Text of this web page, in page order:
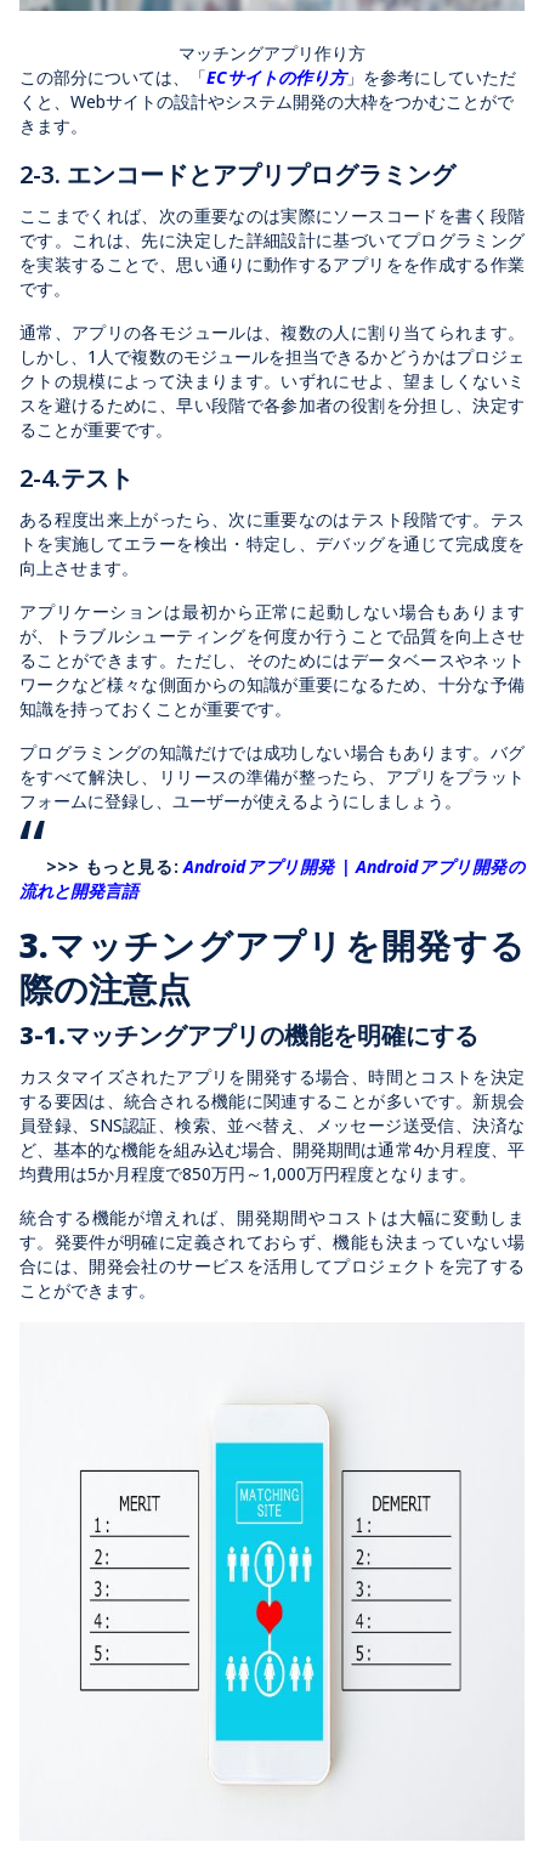
マッチングアプリ作り方
この部分については、「ECサイトの作り方」を参考にしていただ
くと、Webサイトの設計やシステム開発の大枠をつかむことがで
きます。
2-3. エンコードとアプリプログラミング
ここまでくれば、次の重要なのは実際にソースコードを書く段階
です。これは、先に決定した詳細設計に基づいてプログラミング
を実装することで、思い通りに動作するアプリをを作成する作業
です。
通常、アプリの各モジュールは、複数の人に割り当てられます。
しかし、1人で複数のモジュールを担当できるかどうかはプロジェ
クトの規模によって決まります。いずれにせよ、望ましくないミ
スを避けるために、早い段階で各参加者の役割を分担し、決定す
ることが重要です。
2-4.テスト
ある程度出来上がったら、次に重要なのはテスト段階です。テス
トを実施してエラーを検出・特定し、デバッグを通じて完成度を
向上させます。
アプリケーションは最初から正常に起動しない場合もあります
が、トラブルシューティングを何度か行うことで品質を向上させ
ることができます。ただし、そのためにはデータベースやネット
ワークなど様々な側面からの知識が重要になるため、十分な予備
知識を持っておくことが重要です。
プログラミングの知識だけでは成功しない場合もあります。バグ
をすべて解決し、リリースの準備が整ったら、アプリをプラット
フォームに登録し、ユーザーが使えるようにしましょう。
>>> もっと見る:Androidアプリ開発 | Androidアプリ開発の
流れと開発言語
3.マッチングアプリを開発する
際の注意点
3-1.マッチングアプリの機能を明確にする
カスタマイズされたアプリを開発する場合、時間とコストを決定
する要因は、統合される機能に関連することが多いです。新規会
員登録、SNS認証、検索、並べ替え、メッセージ送受信、決済な
ど、基本的な機能を組み込む場合、開発期間は通常4か月程度、平
均費用は5か月程度で850万円～1,000万円程度となります。
統合する機能が増えれば、開発期間やコストは大幅に変動しま
す。発要件が明確に定義されておらず、機能も決まっていない場
合には、開発会社のサービスを活用してプロジェクトを完了する
ことができます。